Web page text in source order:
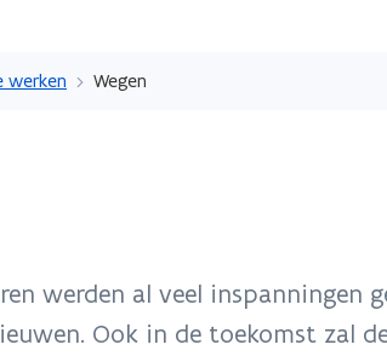
werken Wegen
werden al veel inspanningen
Ook in de toekomst zal